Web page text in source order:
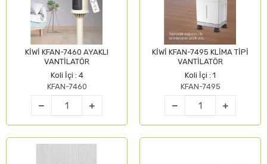
KİWİ KFAN-7460 AYAKLI
VANTİLATÖR
Koli İçi : 4
KFAN-7460
KİWİ KFAN-7495 KLİMA TİPİ
VANTİLATÖR
Koli İçi : 1
KFAN-7495